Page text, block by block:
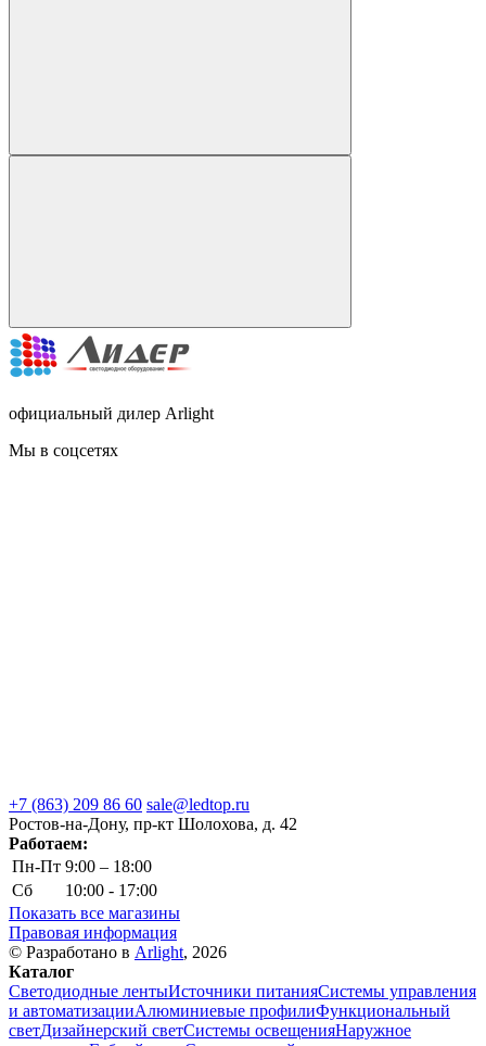
официальный дилер Arlight
Мы в соцсетях
+7 (863) 209 86 60 sale@ledtop.ru
Ростов-на-Дону, пр-кт Шолохова, д. 42
Работаем:
Пн-Пт 9:00 – 18:00
Сб
10:00 - 17:00
Показать все магазины
Правовая информация
© Разработано в Arlight, 2026
Каталог
Светодиодные лентыИсточники питанияСистемы управления
и автоматизацииАлюминиевые профилиФункциональный
светДизайнерский светСистемы освещенияНаружное